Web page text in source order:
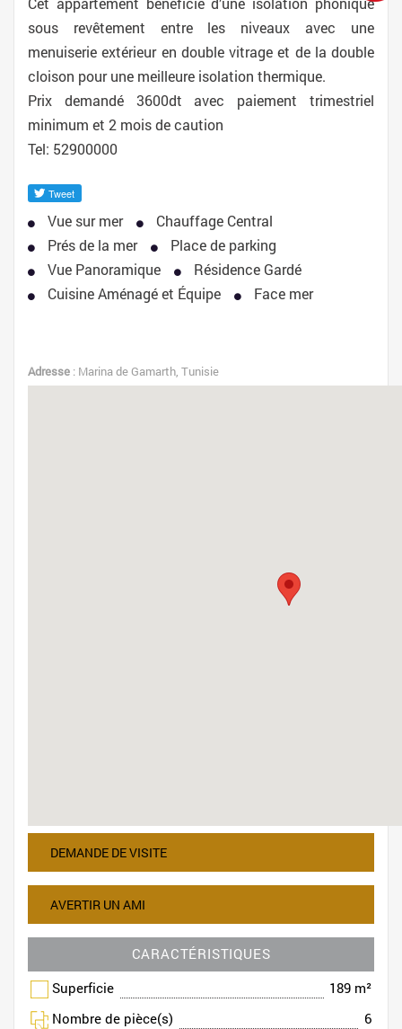
sous revêtement entre les niveaux avec une
menuiserie extérieur en double vitrage et de la double
cloison pour une meilleure isolation thermique.
Prix demandé 3600dt avec paiement trimestriel
minimum et 2 mois de caution
Tel: 52900000
Vue sur mer
Chauffage Central
Prés de la mer
Place de parking
Vue Panoramique
Résidence Gardé
Cuisine Aménagé et Équipe
Face mer
Adresse : Marina de Gamarth, Tunisie
DEMANDE DE VISITE
AVERTIR UN AMI
CARACTÉRISTIQUES
Superficie
189 m²
Nombre de pièce(s)
6